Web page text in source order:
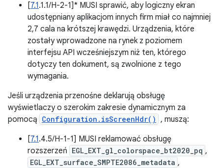
[7.1.1.1/H-2-1]* MUSI sprawić, aby logiczny ekran
udostępniany aplikacjom innych firm miał co najmniej
2,7 cala na krótszej krawędzi. Urządzenia, które
zostały wprowadzone na rynek z poziomem
interfejsu API wcześniejszym niż ten, którego
dotyczy ten dokument, są zwolnione z tego
wymagania.
Jeśli urządzenia przenośne deklarują obsługę
wyświetlaczy o szerokim zakresie dynamicznym za
pomocą Configuration.isScreenHdr() , muszą:
[7.1.4.5/H-1-1] MUSI reklamować obsługę
rozszerzeń EGL_EXT_gl_colorspace_bt2020_pq ,
EGL_EXT_surface_SMPTE2086_metadata ,